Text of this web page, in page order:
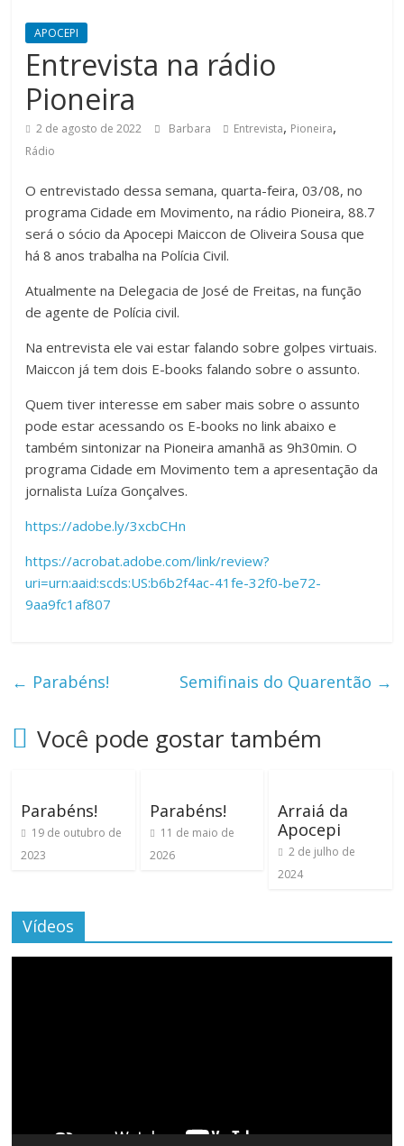
APOCEPI
Entrevista na rádio
Pioneira
2 de agosto de 2022 Barbara Entrevista, Pioneira,
Rádio
O entrevistado dessa semana, quarta-feira, 03/08, no
programa Cidade em Movimento, na rádio Pioneira, 88.7
será o sócio da Apocepi Maiccon de Oliveira Sousa que
há 8 anos trabalha na Polícia Civil.
Atualmente na Delegacia de José de Freitas, na função
de agente de Polícia civil.
Na entrevista ele vai estar falando sobre golpes virtuais.
Maiccon já tem dois E-books falando sobre o assunto.
Quem tiver interesse em saber mais sobre o assunto
pode estar acessando os E-books no link abaixo e
também sintonizar na Pioneira amanhã as 9h30min. O
programa Cidade em Movimento tem a apresentação da
jornalista Luíza Gonçalves.
https://adobe.ly/3xcbCHn
https://acrobat.adobe.com/link/review?
uri=urn:aaid:scds:US:b6b2f4ac-41fe-32f0-be72-
9aa9fc1af807
← Parabéns! Semifinais do Quarentão →
Você pode gostar também
Parabéns!
19 de outubro de
2023
Parabéns!
11 de maio de
2026
Arraiá da
Apocepi
2 de julho de
2024
Vídeos